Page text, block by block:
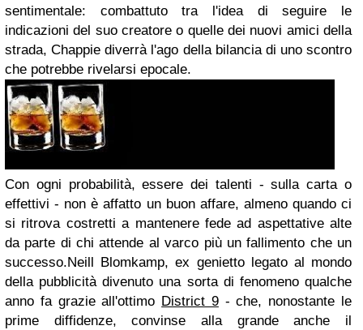
sentimentale: combattuto tra l'idea di seguire le
indicazioni del suo creatore o quelle dei nuovi amici della
strada, Chappie diverrà l'ago della bilancia di uno scontro
che potrebbe rivelarsi epocale.
Con ogni probabilità, essere dei talenti - sulla carta o
effettivi - non è affatto un buon affare, almeno quando ci
si ritrova costretti a mantenere fede ad aspettative alte
da parte di chi attende al varco più un fallimento che un
successo.Neill Blomkamp, ex genietto legato al mondo
della pubblicità divenuto una sorta di fenomeno qualche
anno fa grazie all'ottimo District 9- che, nonostante le
prime diffidenze, convinse alla grande anche il